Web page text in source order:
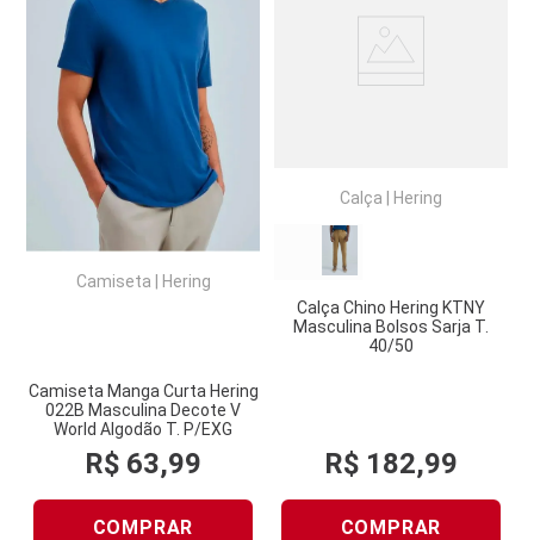
Camiseta Hering
Camiseta Manga Curta Hering
022B Masculina Decote V
World Algodão T. P/EXG
R$ 63,99
COMPRAR
Calça Hering
Calça Chino Hering KTNY
Masculina Bolsos Sarja T.
40/50
R$ 182,99
COMPRAR